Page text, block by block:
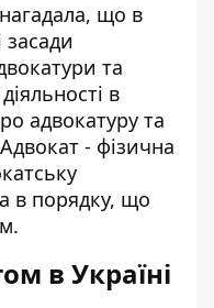
що в
засади
та
в
адвокатуру та
- фізична
в порядку, що
в Україні